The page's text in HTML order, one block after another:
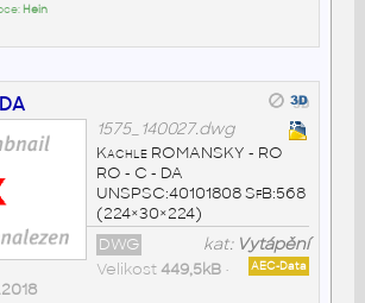
Hein
1575_140027.dwg
Kachle ROMANSKY - RO
RO - C - DA
UNSPSC:40101808 SfB:568
(224×30×224)
kat: Vytápění
DWG
AEC-Data
Velikost 449,5kB•